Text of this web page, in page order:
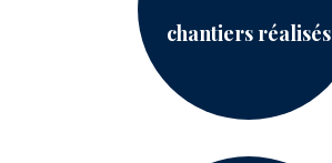
chantiers réalisés